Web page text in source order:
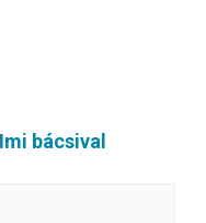
bácsival